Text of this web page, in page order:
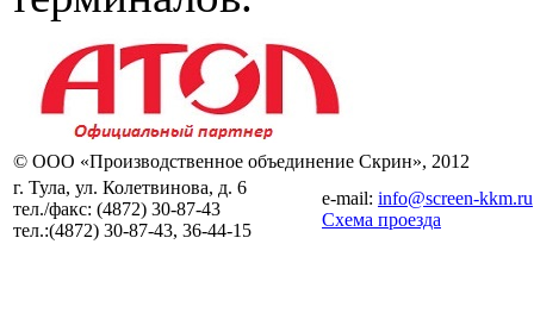
© ООО «Производственное объединение Скрин», 2012
г. Тула, ул. Колетвинова, д. 6
тел./факс: (4872) 30-87-43
тел.:(4872) 30-87-43, 36-44-15
e-mail: info@screen-kkm.ru
Схема проезда